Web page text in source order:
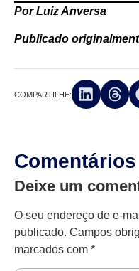
Por Luiz Anversa
Publicado
COMPARTILHE:
Comentários
Deixe um
O seu endereço de e-
publicado. Campos
marcados com *